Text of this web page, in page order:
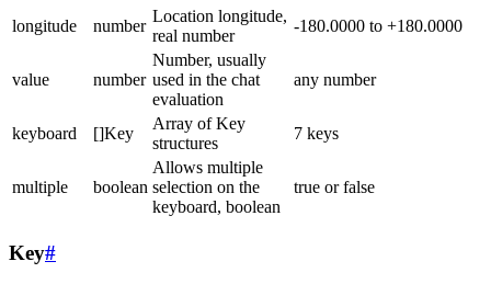
longitude
number
Location longitude,
real number
-180.0000 to +180.0000
value number
Number, usually
used in the chat
evaluation
any number
keyboard []Key
Array of Key
structures
7 keys
multiple boolean
Allows multiple
selection on the
keyboard, boolean
true or false
Key#